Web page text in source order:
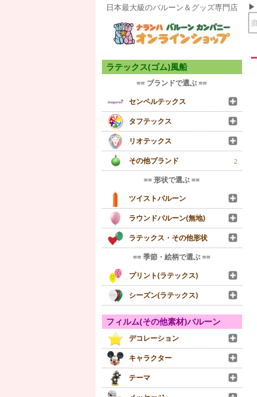
日本最大級のバルーン＆グッズ専門店
ラテックス(ゴム)風船
== ブランドで選ぶ ==
センペルテックス
タフテックス
リオテックス
その他ブランド
2
== 形状で選ぶ ==
ツイストバルーン
ラウンドバルーン(無地)
ラテックス・その他形状
== 季節・絵柄で選ぶ ==
プリント(ラテックス)
シーズン(ラテックス)
フィルム(その他素材)バルーン
デコレーション
キャラクター
テーマ